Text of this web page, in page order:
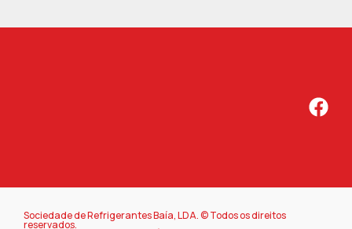
Sociedade de Refrigerantes Baía, LDA. © Todos os direitos
reservados.